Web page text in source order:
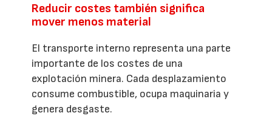
Reducir costes también significa
mover menos material
El transporte interno representa una parte
importante de los costes de una
explotación minera. Cada desplazamiento
consume combustible, ocupa maquinaria y
genera desgaste.